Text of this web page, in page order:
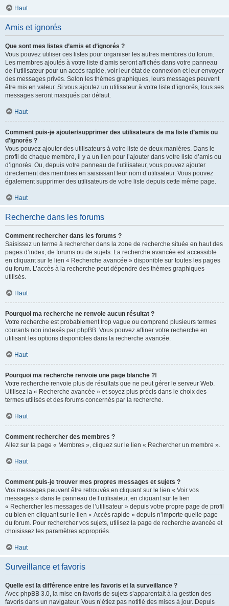
Haut
Amis et ignorés
Que sont mes listes d’amis et d’ignorés ?
Vous pouvez utiliser ces listes pour organiser les autres membres du forum.
Les membres ajoutés à votre liste d’amis seront affichés dans votre panneau
de l’utilisateur pour un accès rapide, voir leur état de connexion et leur envoyer
des messages privés. Selon les thèmes graphiques, leurs messages peuvent
être mis en valeur. Si vous ajoutez un utilisateur à votre liste d’ignorés, tous ses
messages seront masqués par défaut.
Haut
Comment puis-je ajouter/supprimer des utilisateurs de ma liste d’amis ou
d’ignorés ?
Vous pouvez ajouter des utilisateurs à votre liste de deux manières. Dans le
profil de chaque membre, il y a un lien pour l’ajouter dans votre liste d’amis ou
d’ignorés. Ou, depuis votre panneau de l’utilisateur, vous pouvez ajouter
directement des membres en saisissant leur nom d’utilisateur. Vous pouvez
également supprimer des utilisateurs de votre liste depuis cette même page.
Haut
Recherche dans les forums
Comment rechercher dans les forums ?
Saisissez un terme à rechercher dans la zone de recherche située en haut des
pages d’index, de forums ou de sujets. La recherche avancée est accessible
en cliquant sur le lien « Recherche avancée » disponible sur toutes les pages
du forum. L’accès à la recherche peut dépendre des thèmes graphiques
utilisés.
Haut
Pourquoi ma recherche ne renvoie aucun résultat ?
Votre recherche est probablement trop vague ou comprend plusieurs termes
courants non indexés par phpBB. Vous pouvez affiner votre recherche en
utilisant les options disponibles dans la recherche avancée.
Haut
Pourquoi ma recherche renvoie une page blanche ?!
Votre recherche renvoie plus de résultats que ne peut gérer le serveur Web.
Utilisez la « Recherche avancée » et soyez plus précis dans le choix des
termes utilisés et des forums concernés par la recherche.
Haut
Comment rechercher des membres ?
Allez sur la page « Membres », cliquez sur le lien « Rechercher un membre ».
Haut
Comment puis-je trouver mes propres messages et sujets ?
Vos messages peuvent être retrouvés en cliquant sur le lien « Voir vos
messages » dans le panneau de l’utilisateur, en cliquant sur le lien
« Rechercher les messages de l’utilisateur » depuis votre propre page de profil
ou bien en cliquant sur le lien « Accès rapide » depuis n’importe quelle page
du forum. Pour rechercher vos sujets, utilisez la page de recherche avancée et
choisissez les paramètres appropriés.
Haut
Surveillance et favoris
Quelle est la différence entre les favoris et la surveillance ?
Avec phpBB 3.0, la mise en favoris de sujets s’apparentait à la gestion des
favoris dans un navigateur. Vous n’étiez pas notifié des mises à jour. Depuis